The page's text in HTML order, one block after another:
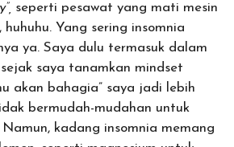
seperti pesawat yang mati mesin
Yang sering insomnia
ya. Saya dulu termasuk dalam
saya tanamkan mindset
akan bahagia” saya jadi lebih
bermudah-mudahan untuk
kadang insomnia memang